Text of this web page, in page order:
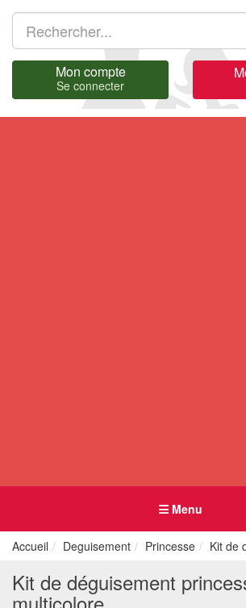
Mon compte
Se connecter
Menu
Accueil Deguisement Princesse Kit de
Kit de déguisement